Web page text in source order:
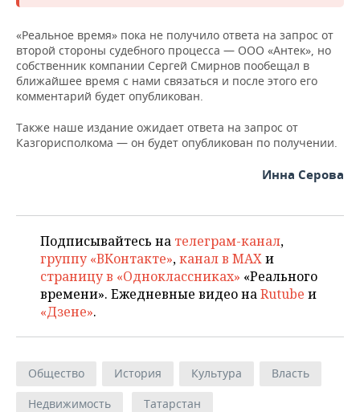
«Реальное время» пока не получило ответа на запрос от
второй стороны судебного процесса — ООО «Антек», но
собственник компании Сергей Смирнов пообещал в
ближайшее время с нами связаться и после этого его
комментарий будет опубликован.
Также наше издание ожидает ответа на запрос от
Казгорисполкома — он будет опубликован по получении.
Инна Серова
Подписывайтесь на телеграм-канал,
группу «ВКонтакте»,канал в MAXи
страницу в «Одноклассниках» «Реального
времени». Ежедневные видео наRutube и
«Дзене».
Общество История Культура
Власть
Недвижимость
Татарстан